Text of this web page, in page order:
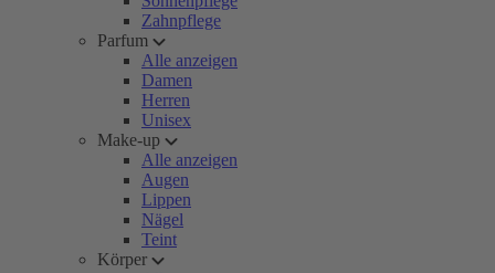
Zahnpflege
Parfum
Alle anzeigen
Damen
Herren
Unisex
Make-up
Alle anzeigen
Augen
Lippen
Nägel
Teint
Körper